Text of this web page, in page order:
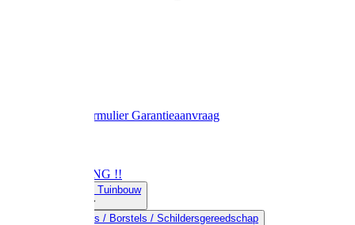
RetourformulierGarantieaanvraag
OPRUIMING !!
01) Land-& Tuinbouw
02) Bezems / Borstels / Schildersgereedschap